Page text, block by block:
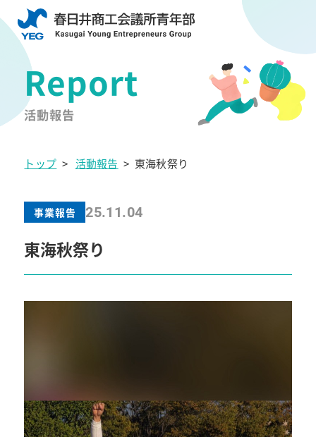
活動報告
トップ > 活動報告 > 東海秋祭り
事業報告 25.11.04
東海秋祭り